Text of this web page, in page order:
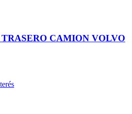
CAMION VOLVO